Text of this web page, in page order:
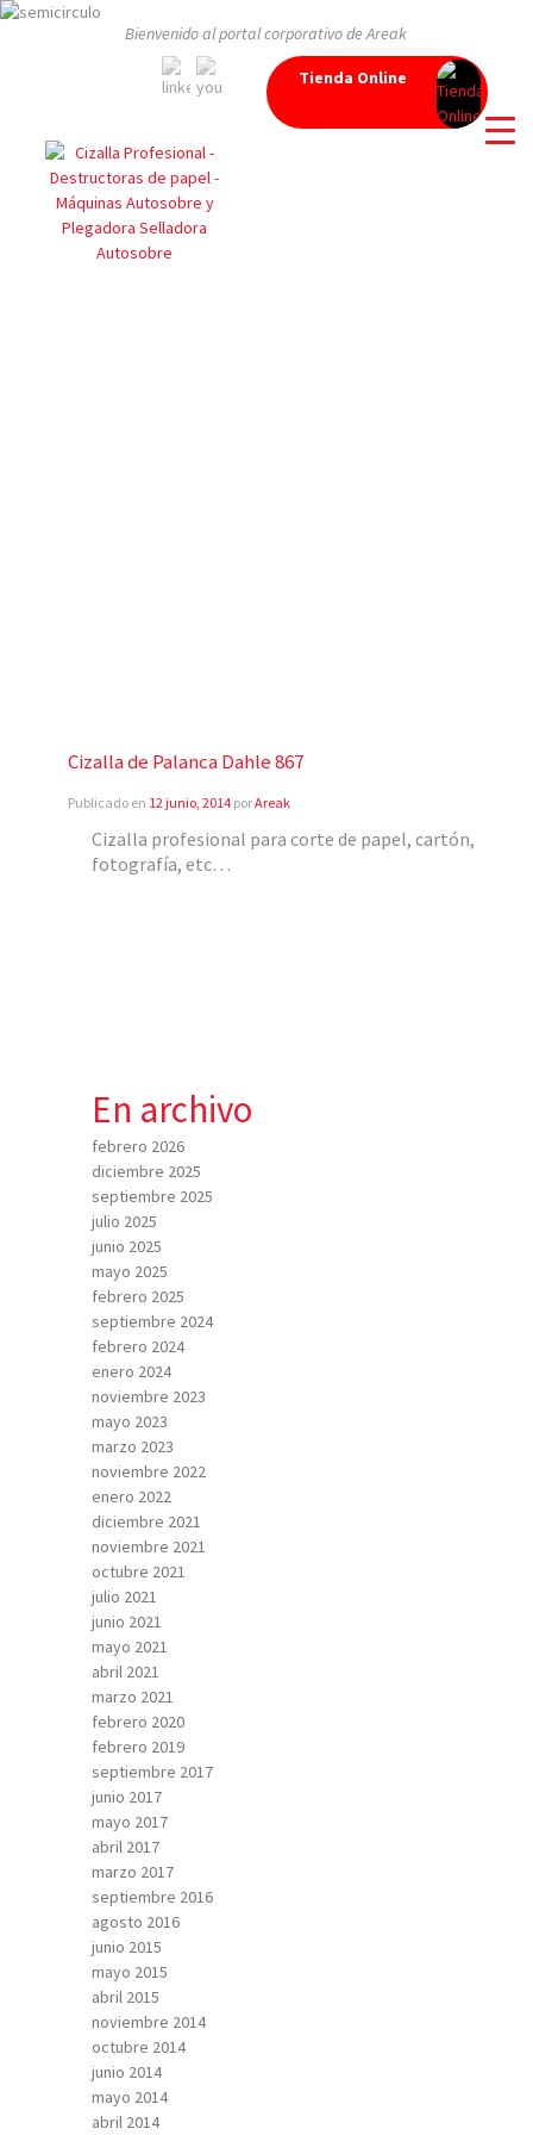
Bienvenido al portal corporativo de Areak
Tienda Online
Cizalla de Palanca Dahle 867
Publicado en 12 junio, 2014porAreak
Cizalla profesional para corte de papel, cartón,
fotografía, etc…
En archivo
febrero 2026
diciembre 2025
septiembre 2025
julio 2025
junio 2025
mayo 2025
febrero 2025
septiembre 2024
febrero 2024
enero 2024
noviembre 2023
mayo 2023
marzo 2023
noviembre 2022
enero 2022
diciembre 2021
noviembre 2021
octubre 2021
julio 2021
junio 2021
mayo 2021
abril 2021
marzo 2021
febrero 2020
febrero 2019
septiembre 2017
junio 2017
mayo 2017
abril 2017
marzo 2017
septiembre 2016
agosto 2016
junio 2015
mayo 2015
abril 2015
noviembre 2014
octubre 2014
junio 2014
mayo 2014
abril 2014